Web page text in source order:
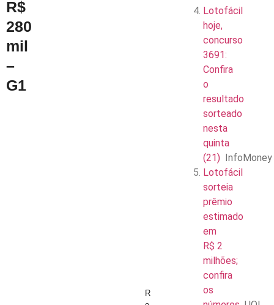
R$
280
mil
–
G1
R
Lotofácil
hoje,
concurso
3691:
Confira
o
resultado
sorteado
nesta
quinta
(21)
InfoMoney
Lotofácil
sorteia
prêmio
estimado
em
R$ 2
milhões;
confira
os